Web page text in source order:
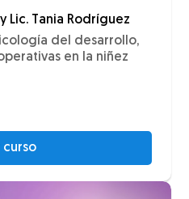
Lic. Tania Rodríguez
del desarrollo,
en la niñez
curso